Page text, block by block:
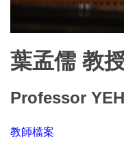
葉孟儒 教
Professor
教師檔案